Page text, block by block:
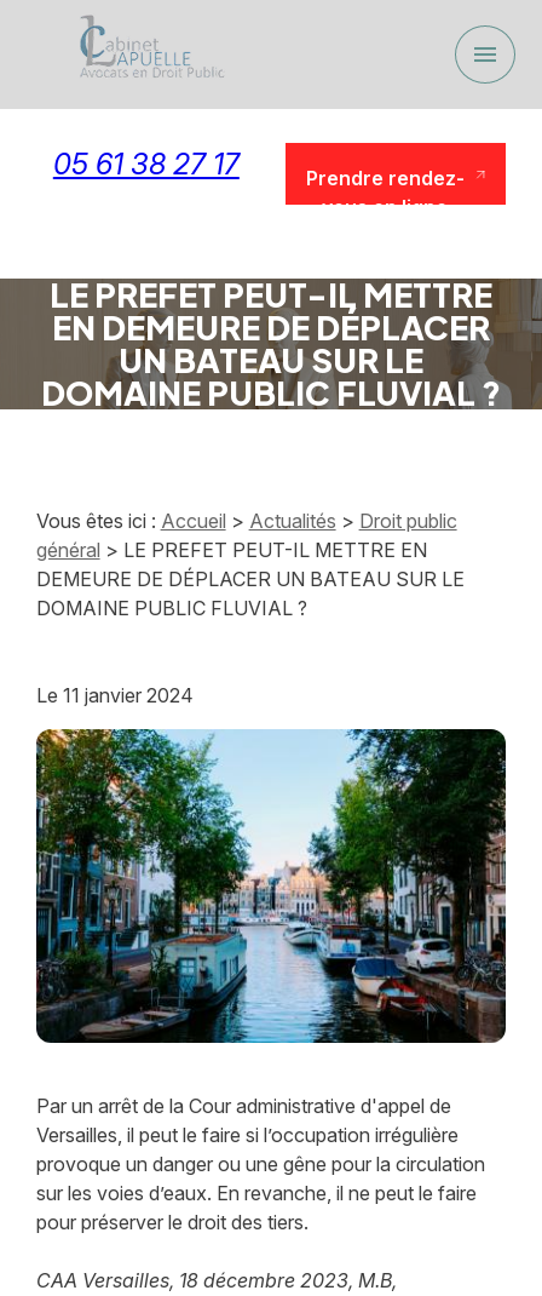
menu
05 61 38 27 17
Prendre rendez-
vous en ligne
LE PREFET PEUT-IL METTRE
EN DEMEURE DE DÉPLACER
UN BATEAU SUR LE
DOMAINE PUBLIC FLUVIAL ?
Vous êtes ici : Accueil > Actualités > Droit public
général > LE PREFET PEUT-IL METTRE EN
DEMEURE DE DÉPLACER UN BATEAU SUR LE
DOMAINE PUBLIC FLUVIAL ?
Le 11 janvier 2024
Par un arrêt de la Cour administrative d'appel de
Versailles, il peut le faire si l’occupation irrégulière
provoque un danger ou une gêne pour la circulation
sur les voies d’eaux. En revanche, il ne peut le faire
pour préserver le droit des tiers.
CAA Versailles, 18 décembre 2023, M.B,
Panneau de gestion des cookies